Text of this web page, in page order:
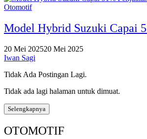
Otomotif
Model Hybrid Suzuki Capai
20 Mei 202520 Mei 2025
Iwan Sagi
Tidak Ada Postingan Lagi.
Tidak ada lagi halaman untuk dimuat.
Selengkapnya
OTOMOTIF